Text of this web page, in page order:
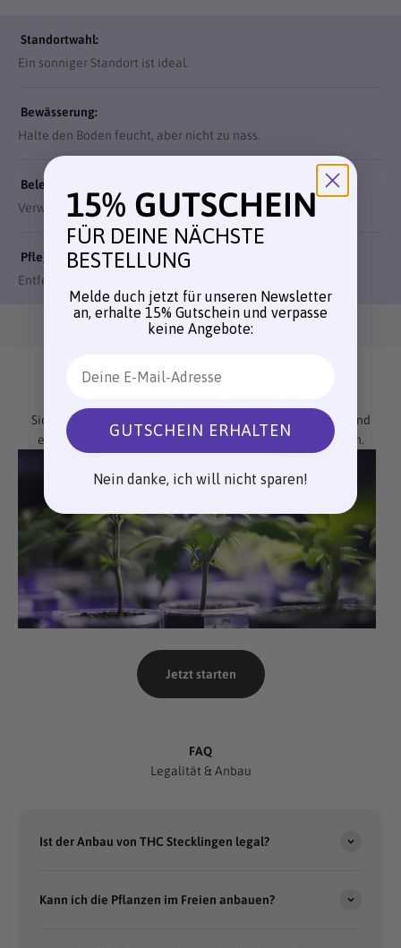
Standortwahl:
Ein sonniger Standort ist ideal.
Bewässerung:
Halte den Boden feucht, aber nicht zu nass.
Beleuchtung:
Verwende zusätzliche Beleuchtung, wenn nötig.
Pflege:
Entferne regelmäßig beschädigte Blätter.
Sichere dir noch heute deine
THC-Stecklinge und Samen
und
erlebe, wie einfach und spannend dein Grow werden kann.
Jetzt starten
FAQ
Legalität & Anbau
Ist der Anbau von THC Stecklingen legal?
Kann ich die Pflanzen im Freien anbauen?
15% GUTSCHEIN
FÜR DEINE NÄCHSTE
BESTELLUNG
Melde duch jetzt für unseren Newsletter
an, erhalte 15% Gutschein und verpasse
keine Angebote:
GUTSCHEIN ERHALTEN
Nein danke, ich will nicht sparen!